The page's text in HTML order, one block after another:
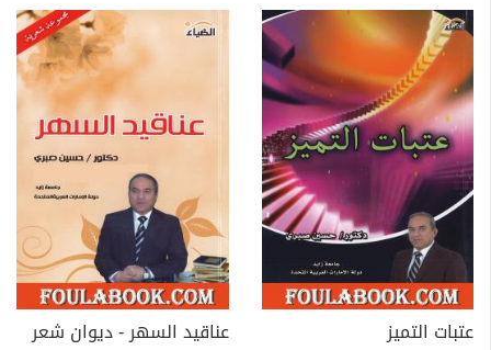
- عضوية تأليف دليل المعلم لمنهج علم النفس في وزارة
التربية بدولة الإمارات.
- تأسيس أول مختبر تربوي نفسي في وزارة التربية بدولة
الإمارات.
- الدراسات التخصصية في الفلسفة الإسلامية والمنشورة في
عديد من المجلات العلمية المحكمة.
- الإشراف على رسائل البحث العلمي علمية في مرحلة
الدراسات العُليا.
- المشاركة في مؤتمرات دولية وعربية عديدة، أهمها؛ مصر،
الإمارات، ماليزيا، المغرب، الجزائر، وتركيا.
- المساهمات الفكرية والأدبية من خلال نشر المقالات
عتبات التميز عناقيد السهر - ديوان شعر